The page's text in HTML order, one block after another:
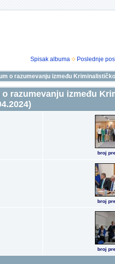
Spisak albuma
Poslednje
o razumevanju između
razumevanju između
broj
broj
broj